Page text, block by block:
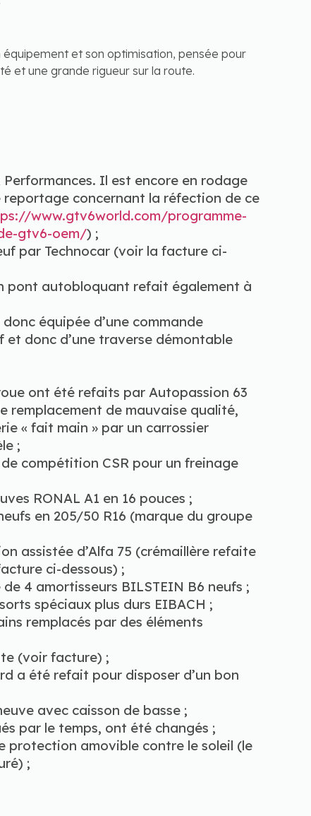
et son optimisation, pensée pour
et une grande rigueur sur la route.
Il est encore en rodage
reportage concernant la réfection de ce
www.gtv6world.com/programme-
gtv6-oem/) ;
par Technocar (voir la facture ci-
pont autobloquant refait également à
équipée d’une commande
donc d’une traverse démontable
ont été refaits par Autopassion 63
remplacement de mauvaise qualité,
« fait main » par un carrossier
;
compétition CSR pour un freinage
RONAL A1 en 16 pouces ;
en 205/50 R16 (marque du groupe
assistée d’Alfa 75 (crémaillère refaite
ci-dessous) ;
4 amortisseurs BILSTEIN B6 neufs ;
spéciaux plus durs EIBACH ;
remplacés par des éléments
(voir facture) ;
a été refait pour disposer d’un bon
avec caisson de basse ;
par le temps, ont été changés ;
protection amovible contre le soleil (le
;